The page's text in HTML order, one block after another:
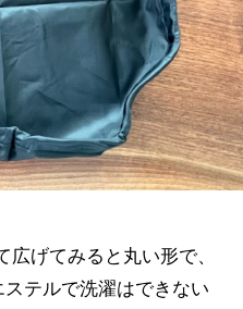
げてみると丸い形で、
テルで洗濯はできない